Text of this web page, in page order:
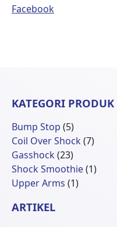
Facebook
KATEGORI PRODUK
Bump Stop 55
Produk
Coil Over Shock 77
Gasshock 2323
Produk
Shock Smoothie 11
Upper Arms 11
ARTIKEL